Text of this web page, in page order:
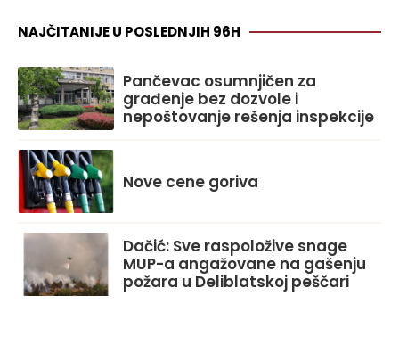
NAJČITANIJE U POSLEDNJIH 96H
Pančevac osumnjičen za
građenje bez dozvole i
nepoštovanje rešenja inspekcije
Nove cene goriva
Dačić: Sve raspoložive snage
MUP-a angažovane na gašenju
požara u Deliblatskoj peščari